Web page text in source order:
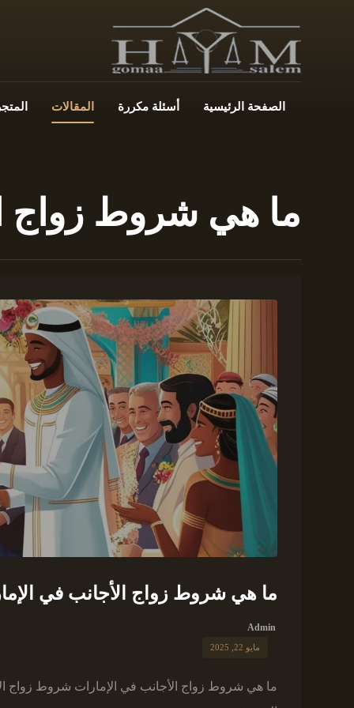
الصفحة الرئيسية أسئلة مكررة المقالات
ما هي شروط زواج
ما هي شروط زواج الأجانب في
Admin
مايو 22, 2025
ما هي شروط زواج الأجانب في الإمارات شروط زواج